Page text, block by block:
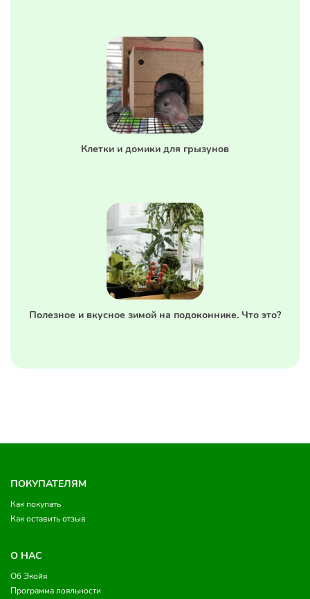
Клетки и домики для грызунов
Полезное и вкусное зимой на подоконнике. Что это?
ПОКУПАТЕЛЯМ
Как покупать
Как оставить отзыв
О НАС
Об Экойя
Программа лояльности